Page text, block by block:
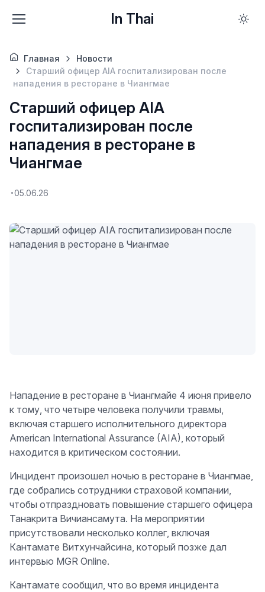
In Thai
Главная
Новости
Старший офицер AIA госпитализирован после
нападения в ресторане в Чиангмае
Старший офицер AIA
госпитализирован после
нападения в ресторане в
Чиангмае
05.06.26
Нападение в ресторане в Чиангмайе 4 июня привело
к тому, что четыре человека получили травмы,
включая старшего исполнительного директора
American International Assurance (AIA), который
находится в критическом состоянии.
Инцидент произошел ночью в ресторане в Чиангмае,
где собрались сотрудники страховой компании,
чтобы отпраздновать повышение старшего офицера
Танакрита Вичиансамута. На мероприятии
присутствовали несколько коллег, включая
Кантамате Витхунчайсина, который позже дал
интервью MGR Online.
Кантамате сообщил, что во время инцидента